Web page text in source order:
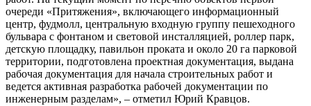
очереди «Притяжения», включающего информационный
центр, фудмолл, центральную входную группу пешеходного
бульвара с фонтаном и световой инсталляцией, роллер парк,
детскую площадку, павильон проката и около 20 га парковой
территории, подготовлена проектная документация, выдана
рабочая документация для начала строительных работ и
ведется активная разработка рабочей документации по
инженерным разделам», – отметил Юрий Кравцов.